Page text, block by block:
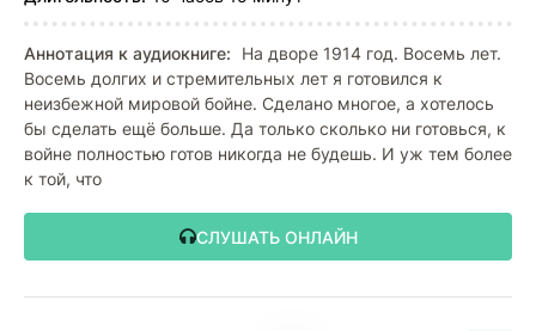
Аннотация к аудиокниге:
На дворе 1914 год. Восемь лет.
Восемь долгих и стремительных лет я готовился к
неизбежной мировой бойне. Сделано многое, а хотелось
бы сделать ещё больше. Да только сколько ни готовься, к
войне полностью готов никогда не будешь. И уж тем более
к той, что
СЛУШАТЬ ОНЛАЙН